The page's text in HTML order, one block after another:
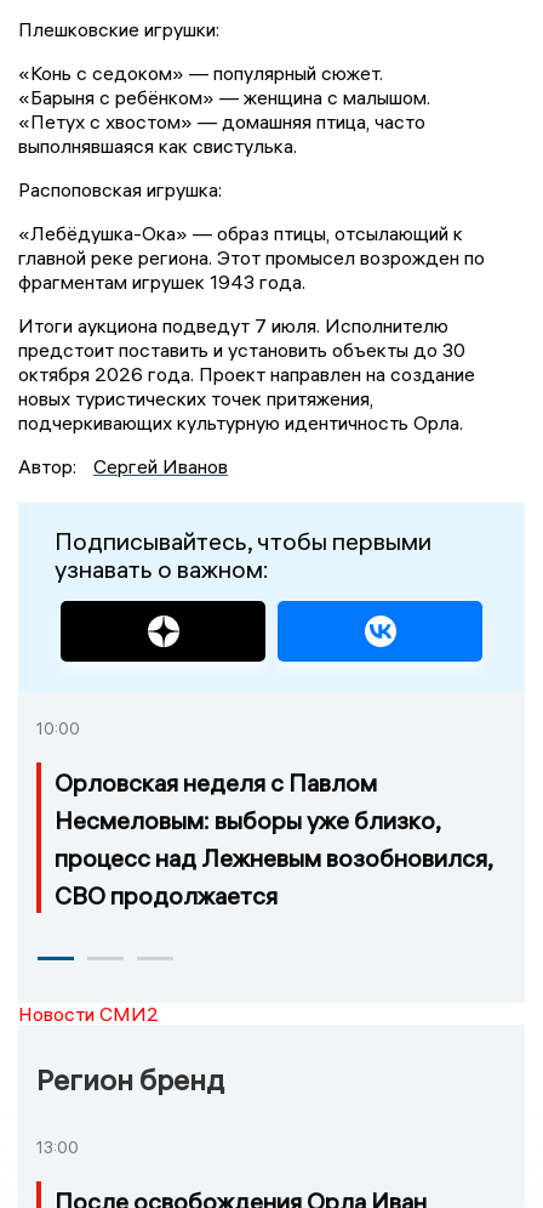
Плешковские игрушки:
«Конь с седоком» — популярный сюжет.
«Барыня с ребёнком» — женщина с малышом.
«Петух с хвостом» — домашняя птица, часто
выполнявшаяся как свистулька.
Распоповская игрушка:
«Лебёдушка-Ока» — образ птицы, отсылающий к
главной реке региона. Этот промысел возрожден по
фрагментам игрушек 1943 года.
Итоги аукциона подведут 7 июля. Исполнителю
предстоит поставить и установить объекты до 30
октября 2026 года. Проект направлен на создание
новых туристических точек притяжения,
подчеркивающих культурную идентичность Орла.
Автор:
Сергей Иванов
Подписывайтесь, чтобы первыми
узнавать о важном:
10:00
Орловская неделя с Павлом
Несмеловым: выборы уже близко,
процесс над Лежневым возобновился,
СВО продолжается
Новости СМИ2
Регион бренд
13:00
После освобождения Орла Иван